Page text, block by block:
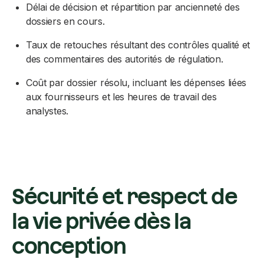
Délai de décision et répartition par ancienneté des
dossiers en cours.
Taux de retouches résultant des contrôles qualité et
des commentaires des autorités de régulation.
Coût par dossier résolu, incluant les dépenses liées
aux fournisseurs et les heures de travail des
analystes.
Sécurité et respect de
la vie privée dès la
conception